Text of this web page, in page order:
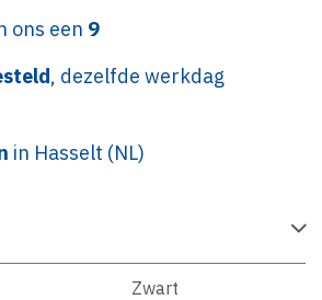
ons een 9
, dezelfde werkdag
in Hasselt (NL)
Zwart